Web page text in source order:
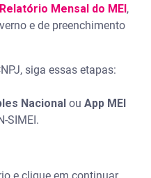
Relatório Mensal do MEI ,
e de preenchimento
siga essas etapas:
Nacional ou App MEI
SIMEI.